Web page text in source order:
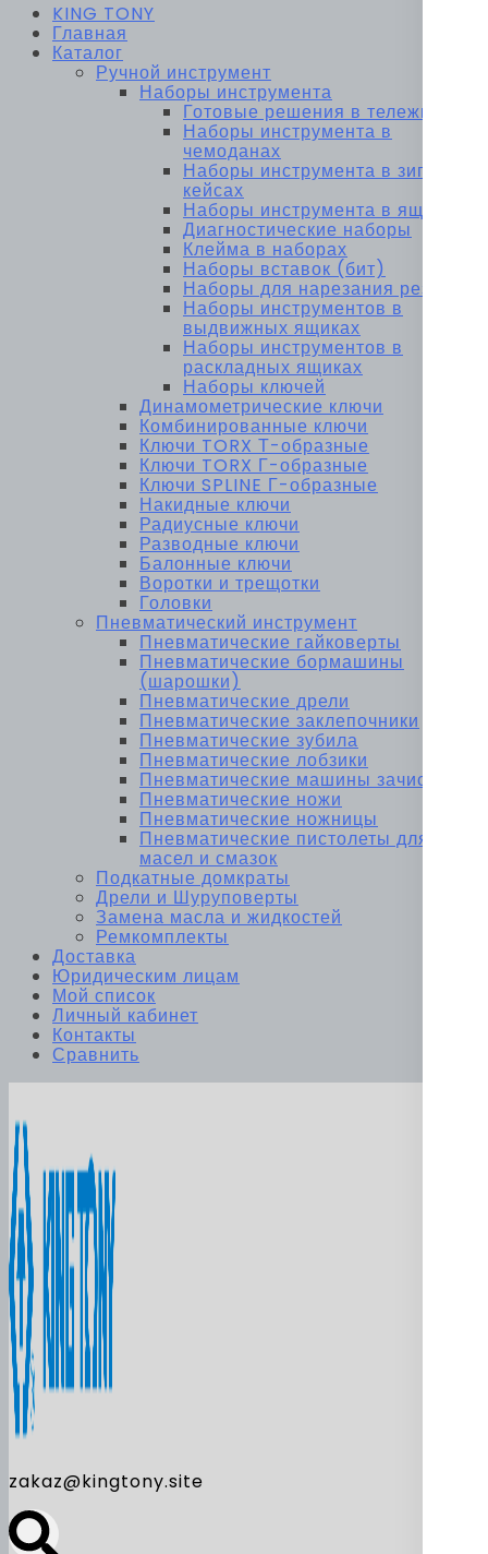
KING TONY
Главная
Каталог
Ручной инструмент
Наборы инструмента
Готовые решения в тележках
Наборы инструмента в
чемоданах
Наборы инструмента в зип-
кейсах
Наборы инструмента в ящиках
Диагностические наборы
Клейма в наборах
Наборы вставок (бит)
Наборы для нарезания резьбы
Наборы инструментов в
выдвижных ящиках
Наборы инструментов в
раскладных ящиках
Наборы ключей
Динамометрические ключи
Комбинированные ключи
Ключи TORX Т-образные
Ключи TORX Г-образные
Ключи SPLINE Г-образные
Накидные ключи
Радиусные ключи
Разводные ключи
Балонные ключи
Воротки и трещотки
Головки
Пневматический инструмент
Пневматические гайковерты
Пневматические бормашины
(шарошки)
Пневматические дрели
Пневматические заклепочники
Пневматические зубила
Пневматические лобзики
Пневматические машины зачистные
Пневматические ножи
Пневматические ножницы
Пневматические пистолеты для
масел и смазок
Подкатные домкраты
Дрели и Шуруповерты
Замена масла и жидкостей
Ремкомплекты
Доставка
Юридическим лицам
Мой список
Личный кабинет
Контакты
Сравнить
zakaz@kingtony.site